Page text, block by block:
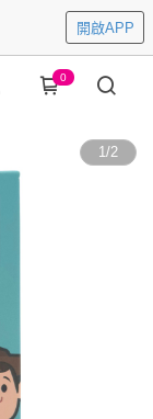
開啟APP
0
1/2